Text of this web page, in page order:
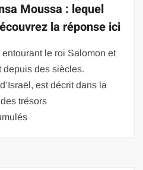
Moussa : lequel
la réponse ici
le roi Salomon et
depuis des siècles.
est décrit dans la
trésors